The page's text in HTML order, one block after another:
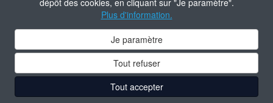
dépôt des cookies, en cliquant sur "Je paramètre".
Plus d'information.
Je paramètre
Tout refuser
Tout accepter